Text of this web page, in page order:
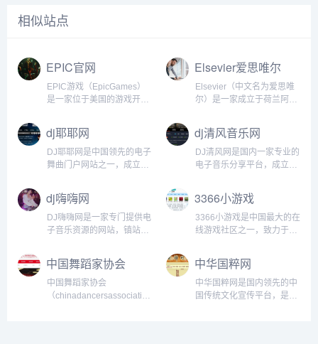
相似站点
EPIC官网
EPIC游戏（EpicGames）
是一家位于美国的游戏开发
信息：...
Elsevier爱思唯尔
Elsevier（中文名为爱思唯
尔）是一家成立于荷兰阿姆
范围内出版高质量和高影响
力的学术和专业信息，其出
版物涉及科学...
dj耶耶网
DJ耶耶网是中国领先的电子
舞曲门户网站之一，成立于
好者提供最全面、最新鲜、
最有品味的电子音乐资源，
以成为全球电音爱好者的最
dj清风音乐网
DJ清风网是国内一家专业的
电子音乐分享平台，成立于
服务，国内外的DJ和音乐爱
好者可以在这里互动、分享
他们的音乐、经验和想法。
dj嗨嗨网
DJ嗨嗨网是一家专门提供电
子音乐资源的网站，镇站之
国北京，是中国最早和最具
权威的电子音乐资源共享平
台之一。DJ嗨嗨网是一个集
3366小游戏
3366小游戏是中国最大的在
线游戏社区之一，致力于为
技有限公司推出，始创于
2005年，经过多年的发展，
已成为全国最知名的...
中国舞蹈家协会
中国舞蹈家协会
（chinadancersassociation）
中华国粹网
中华国粹网是国内领先的中
国传统文化宣传平台，是一